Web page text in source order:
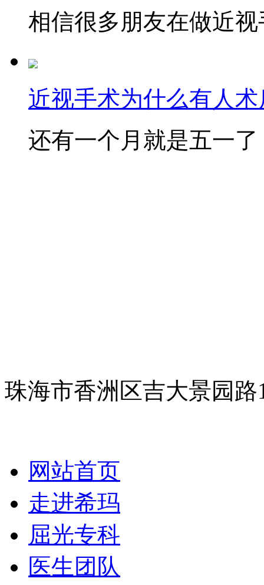
相信很多朋友在做近
近视手术为什么有人
还有一个月就是五一
珠海市香洲区吉大景园
网站首页
走进希玛
屈光专科
医生团队